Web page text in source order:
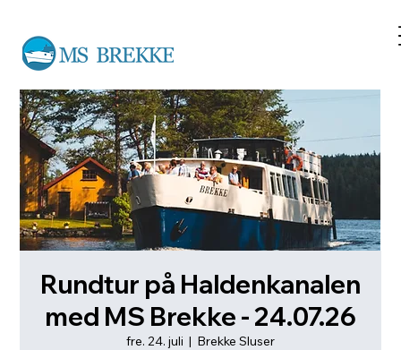
Rundtur på Haldenkanalen
med MS Brekke - 24.07.26
fre. 24. juli
  |
Brekke Sluser